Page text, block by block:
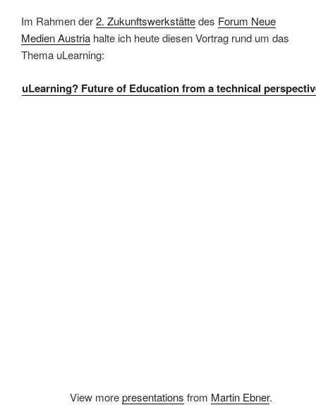
Im Rahmen der2. Zukunftswerkstättedes Forum Neue
Medien Austria halte ich heute diesen Vortrag rund um das
Thema uLearning:
uLearning? Future of Education from a technical
View morepresentations from Martin Ebner.